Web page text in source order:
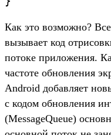
Как это возможно?
вызывает код
потоке приложения.
частоте обновления
Android добавляет
с кодом обновления
(MessageQueue)